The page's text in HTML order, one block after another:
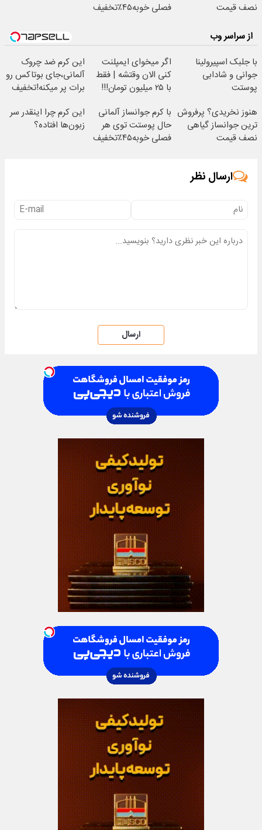
نصف قیمت
فصلی خوبه۴۵٪تخفیف
از سراسر وب
با جلبک اسپیرولینا
جوانی و شادابی
پوستت
اگر میخوای ایمپلنت
کنی الان وقتشه | فقط
با ۲۵ میلیون تومان!!!
این کرم ضد چروک
آلمانی،جای بوتاکس رو
برات پر میکنه!تخفیف
هنوز نخریدی؟ پرفروش
ترین جوانساز گیاهی
نصف قیمت
با کرم جوانساز آلمانی
حال پوستت توی هر
فصلی خوبه۴۵٪تخفیف
این کرم چرا اینقدر سر
زبون‌ها افتاده؟
ارسال نظر
ارسال